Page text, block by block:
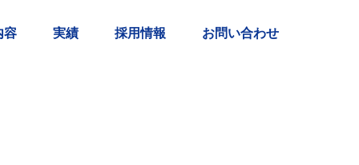
容 実績 採用情報 お問い合わせ